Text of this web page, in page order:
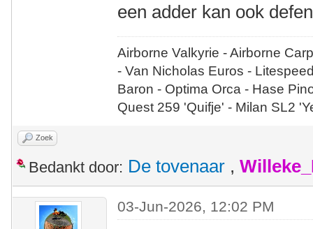
een adder kan ook
Airborne Valkyrie - Airborne
- Van Nicholas Euros -
Baron - Optima Orca - Hase
Quest 259 'Quifje' - Milan SL2
Zoek
Bedankt door: De tovenaar ,
03-Jun-2026, 12:02 PM